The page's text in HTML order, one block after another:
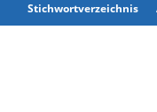
Stichwortverzeichnis